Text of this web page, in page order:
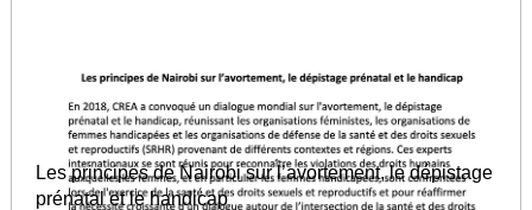
Les principes de Nairobi sur l’avortement, le dépistage
prénatal et le handicap